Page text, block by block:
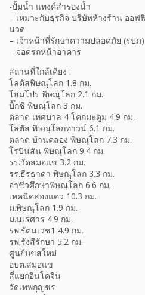
-ปั้มน้ำ แทงค์สำรองน้ำ
– เหมาะกับธุรกิจ บริษัทห้างร้าน ออ
นวด
– เจ้าหน้าที่รักษาความปลอดภัย (รปภ)
– จอดรถหน้าอาคาร
สถานที่ใกล้เคียง :
โลตัสพิษณุโลก 1.8 กม.
โฮมโปร พิษณุโลก 2.1 กม.
บิ๊กซี พิษณุโลก 3 กม.
ตลาด เทศบาล 4 โคกมะตูม 4.9 กม.
โลตัส พิษณุโลกทาวน์ 6.1 กม.
ตลาด บ้านคลอง พิษณุโลก 7.3 กม.
โรบินสัน พิษณุโลก 9.4 กม.
รร.วัดสมอแข 3.2 กม.
รร.ธีรธาดา พิษณุโลก 3.3 กม.
อาชีวศึกษาพิษณุโลก 6.6 กม.
เทคนิคสองแคว 10.3 กม.
ม.พิษณุโลก 1.9 กม.
ม.นเรศวร 4.9 กม.
รพ.รัตนเวช1 4.9 กม.
รพ.รังสีรักษา 5.2 กม.
ศูนย์บขสใหม่
อบต.สมอแข
สี่แยกอินโดจีน
วัดเทพกุญชร